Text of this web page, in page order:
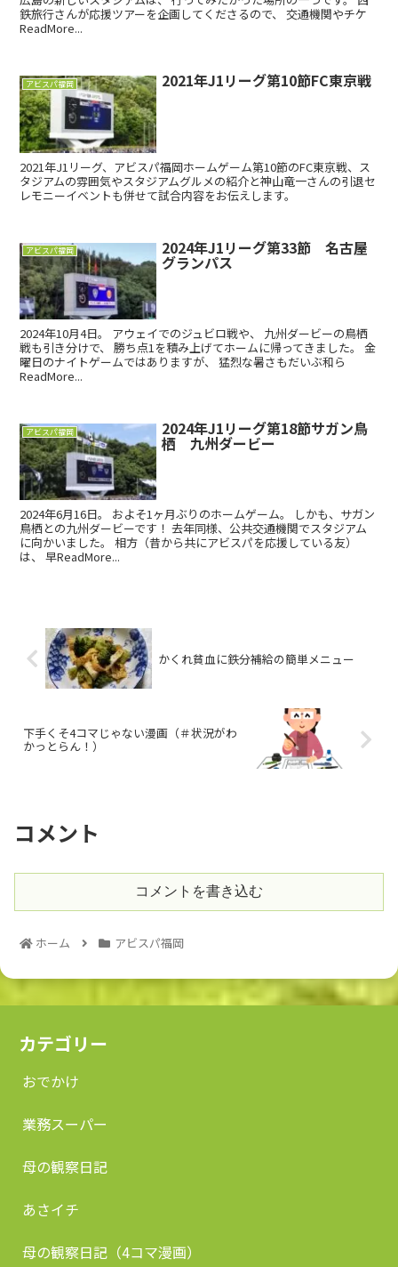
鉄旅行さんが応援ツアーを企画してくださるので、 交通機関やチケ
ReadMore...
アビスパ福岡 2021年J1リーグ第10節FC東京戦
2021年J1リーグ、アビスパ福岡ホームゲーム第10節のFC東京戦、ス
タジアムの雰囲気やスタジアムグルメの紹介と神山竜一さんの引退セ
レモニーイベントも併せて試合内容をお伝えします。
アビスパ福岡 2024年J1リーグ第33節 名古屋
グランパス
2024年10月4日。 アウェイでのジュビロ戦や、 九州ダービーの鳥栖
戦も引き分けで、 勝ち点1を積み上げてホームに帰ってきました。 金
曜日のナイトゲームではありますが、 猛烈な暑さもだいぶ和ら
ReadMore...
アビスパ福岡 2024年J1リーグ第18節サガン鳥
栖 九州ダービー
2024年6月16日。 およそ1ヶ月ぶりのホームゲーム。 しかも、サガン
鳥栖との九州ダービーです！ 去年同様、公共交通機関でスタジアム
に向かいました。 相方（昔から共にアビスパを応援している友）
は、 早ReadMore...
かくれ貧血に鉄分補給の簡単メニュー
下手くそ4コマじゃない漫画（＃状況がわ
かっとらん！）
コメント
コメントを書き込む
ホーム アビスパ福岡
カテゴリー
おでかけ
業務スーパー
母の観察日記
あさイチ
母の観察日記（4コマ漫画）